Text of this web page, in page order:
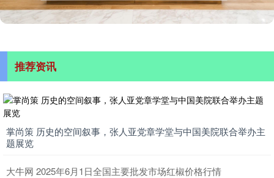
推荐资讯
掌尚策 历史的空间叙事，张人亚党章学堂与中国美院联合举办主
题展览
大牛网 2025年6月1日全国主要批发市场红椒价格行情